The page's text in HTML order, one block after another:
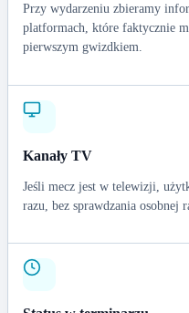
Przy wydarzeniu zbieramy
platformach, które faktycznie
pierwszym gwizdkiem.
Kanały TV
Jeśli mecz jest w telewizji,
razu, bez sprawdzania osobnej